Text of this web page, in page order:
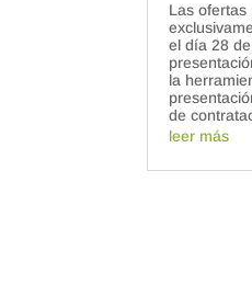
Las ofertas
el día 28
la
de
leer más